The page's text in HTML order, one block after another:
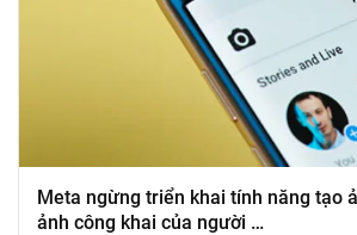
Meta ngừng triển khai tính năng tạo
ảnh công khai của người …